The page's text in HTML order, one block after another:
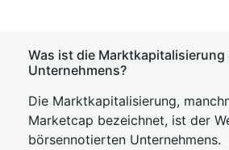
Was ist die Marktkapitalisierung
Unternehmens?
Die Marktkapitalisierung,
Marketcap bezeichnet, ist der
börsennotierten Unternehmens.